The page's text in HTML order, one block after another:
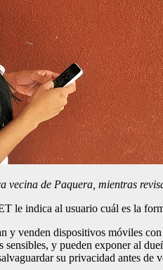
vecina de Paquera, mientras
le indica al usuario cuál es la
y venden dispositivos móviles
sensibles, y pueden exponer al
su privacidad antes de